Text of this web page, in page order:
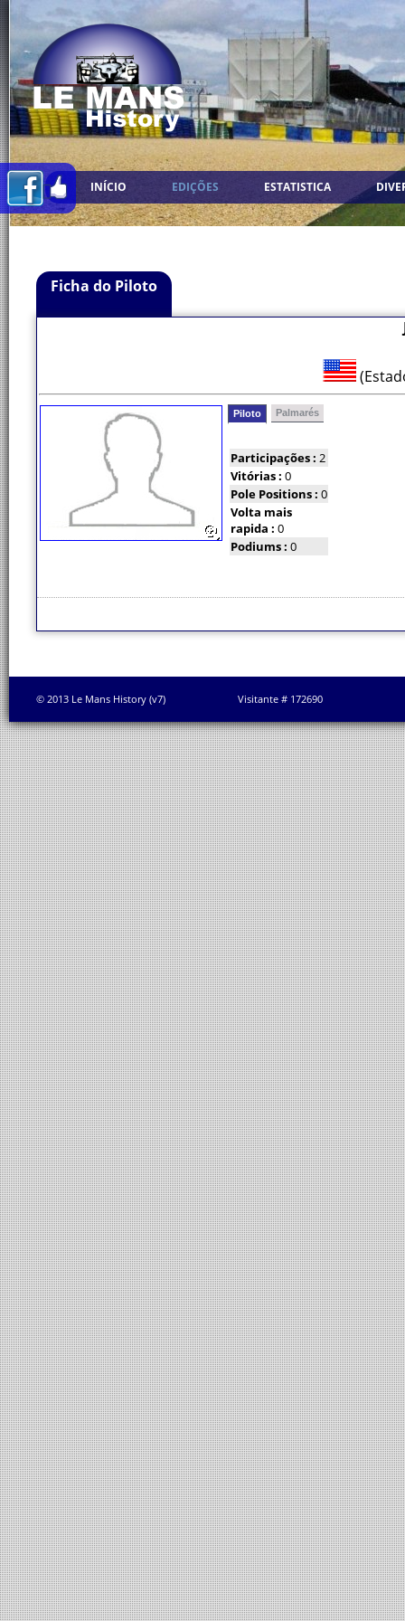
INÍCIO EDIÇÕES ESTATISTICA
Ficha do Piloto
Piloto Palmarés
Participações : 2
Vitórias : 0
Pole Positions : 0
Volta mais
rapida : 0
Podiums : 0
© 2013 Le Mans History (v7) Visitante # 172690